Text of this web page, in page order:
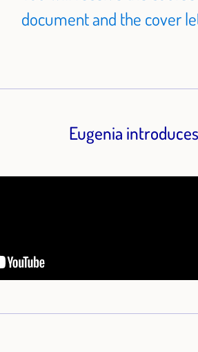
document and the cover
Eugenia